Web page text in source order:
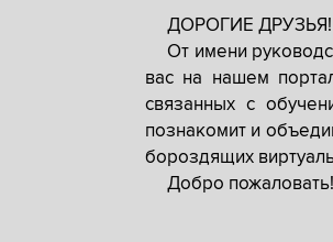
ДОРОГИЕ ДРУЗЬЯ!
От имени
вас на нашем
связанных с
познакомит и
бороздящих
Добро пожаловать!